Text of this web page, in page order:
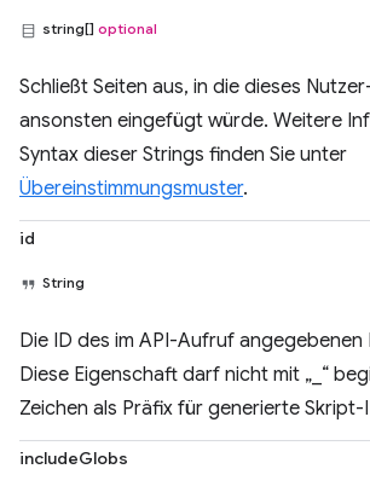
string[] optional
Schließt Seiten aus, in die dieses
ansonsten eingefügt würde. Weitere
Syntax dieser Strings finden Sie unter
Übereinstimmungsmuster.
id
String
Die ID des im API-Aufruf
Diese Eigenschaft darf nicht mit „_“
Zeichen als Präfix für generierte
includeGlobs